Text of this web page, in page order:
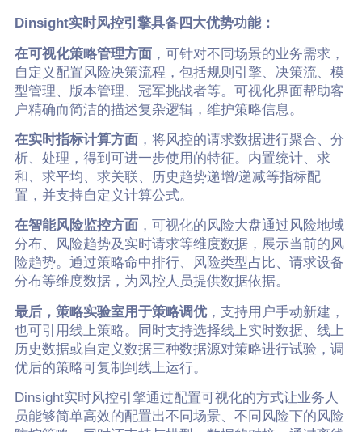
Dinsight实时风控引擎具备四大优势功能：
在可视化策略管理方面，可针对不同场景的业务需求，
自定义配置风险决策流程，包括规则引擎、决策流、模
型管理、版本管理、冠军挑战者等。可视化界面帮助客
户精确而简洁的描述复杂逻辑，维护策略信息。
在实时指标计算方面，将风控的请求数据进行聚合、分
析、处理，得到可进一步使用的特征。内置统计、求
和、求平均、求关联、历史趋势递增/递减等指标配
置，并支持自定义计算公式。
在智能风险监控方面 ，可视化的风险大盘通过风险地域
分布、风险趋势及实时请求等维度数据，展示当前的风
险趋势。通过策略命中排行、风险类型占比、请求设备
分布等维度数据，为风控人员提供数据依据。
最后，策略实验室用于策略调优，支持用户手动新建，
也可引用线上策略。同时支持选择线上实时数据、线上
历史数据或自定义数据三种数据源对策略进行试验，调
优后的策略可复制到线上运行。
Dinsight实时风控引擎通过配置可视化的方式让业务人
员能够简单高效的配置出不同场景、不同风险下的风险